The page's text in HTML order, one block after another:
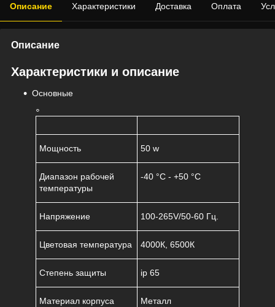
Описание Характеристики Доставка Оплата
Описание
Характеристики и описание
Основные
Мощность 50 w
Диапазон рабочей
температуры
-40 °C - +50 °C
Напряжение 100-265V/50-60 Гц.
Цветовая температура 4000К, 6500К
Степень защиты ip 65
Материал корпуса Металл